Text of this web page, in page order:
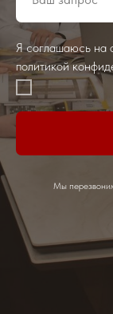
Я соглашаюсь на
политикой
Мы